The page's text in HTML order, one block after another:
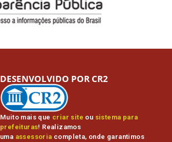
Muito mais que criar site ou sistema para
prefeituras! Realizamos
uma assessoria completa, onde garantimos
DESENVOLVIDO POR CR2